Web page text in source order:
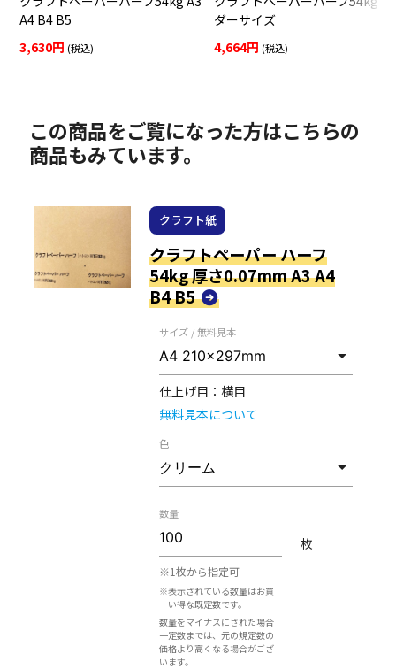
A4 B4 B5
3,630円 (税込)
ダーサイズ
4,664円 (税込)
この商品をご覧になった方はこちらの
商品もみています。
クラフト紙
クラフトペーパー ハーフ
54kg 厚さ0.07mm A3 A4
B4 B5
サイズ / 無料見本
仕上げ目： 横目
無料見本について
色
数量
※1枚から指定可
※表示されている数量はお買
い得な既定数です。
数量をマイナスにされた場合
一定数までは、元の規定数の
価格より高くなる場合がござ
います。
枚